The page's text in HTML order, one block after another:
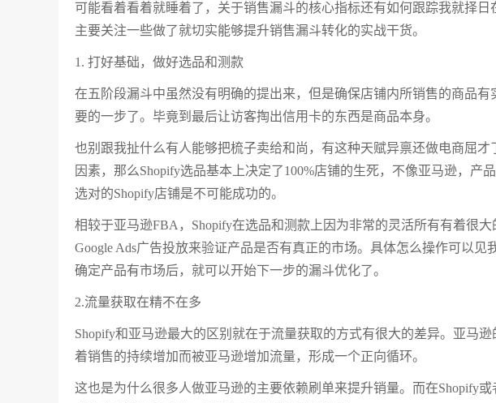
可能看着看着就睡着了，关于销售漏斗的核心指标还有如何跟踪我就择
主要关注一些做了就切实能够提升销售漏斗转化的实战干货。
1. 打好基础，做好选品和测款
在五阶段漏斗中虽然没有明确的提出来，但是确保店铺内所销售的商品
要的一步了。毕竟到最后让访客掏出信用卡的东西是商品本身。
也别跟我扯什么有人能够把梳子卖给和尚，有这种天赋异禀还做电商屈才
因素，那么Shopify选品基本上决定了100%店铺的生死，不像亚马逊，产
选对的Shopify店铺是不可能成功的。
相较于亚马逊FBA，Shopify在选品和测款上因为非常的灵活所有有着很大
Google Ads广告投放来验证产品是否有真正的市场。具体怎么操作可以
确定产品有市场后，就可以开始下一步的漏斗优化了。
2.流量获取在精不在多
Shopify和亚马逊最大的区别就在于流量获取的方式有很大的差异。亚马
着销售的持续增加而被亚马逊增加流量，形成一个正向循环。
这也是为什么很多人做亚马逊的主要依赖刷单来提升销量。而在Shopify